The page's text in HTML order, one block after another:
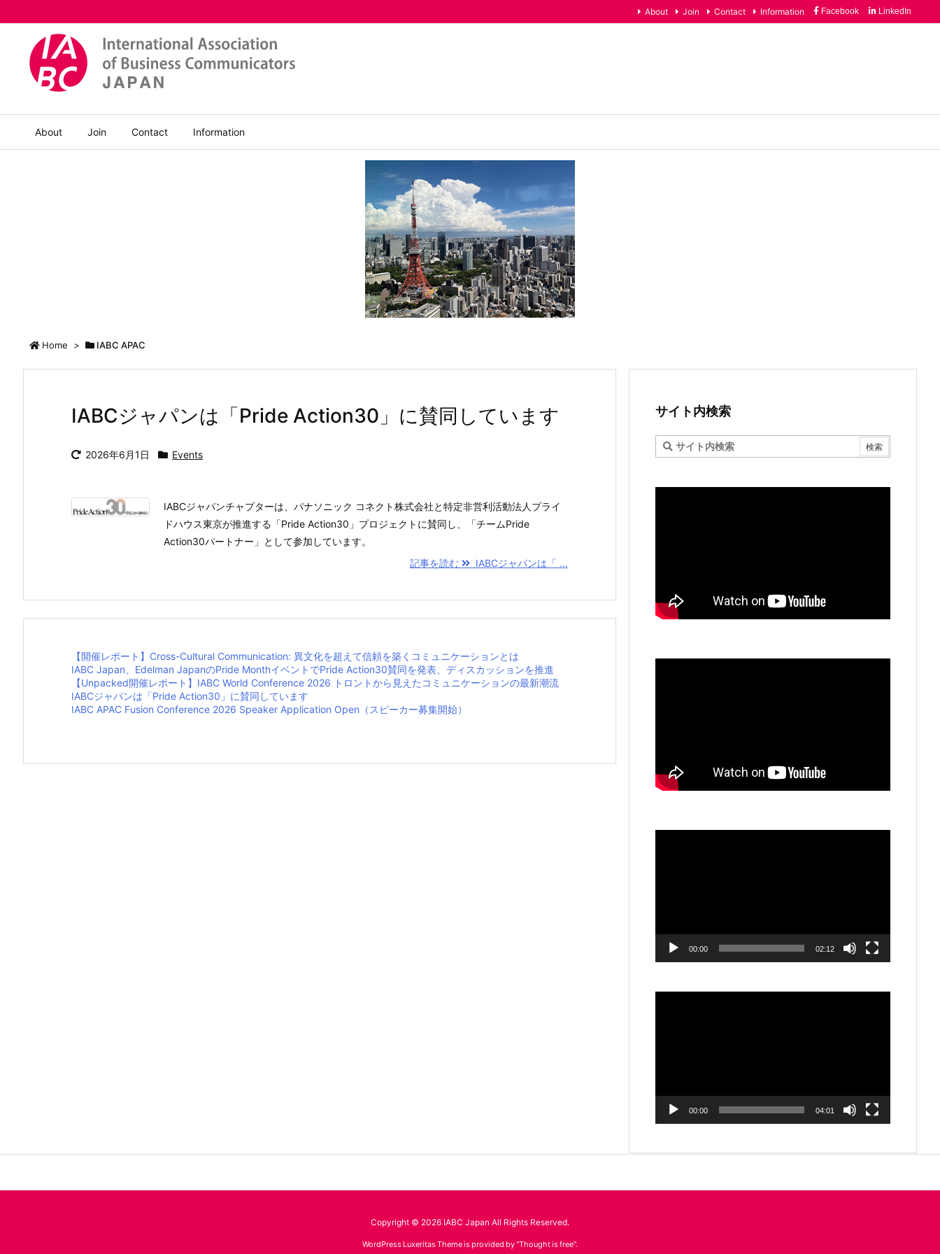
About Join Contact Information
About Join Contact Information Facebook LinkedIn
Home > IABC APAC
IABCジャパンは「Pride Action30」に賛同しています
2026年6月1日 Events
IABCジャパンチャプターは、パナソニック コネクト株式会社と特定非営利活動法人プライ
ドハウス東京が推進する「Pride Action30」プロジェクトに賛同し、「チームPride
Action30パートナー」として参加しています。
記事を読む
IABCジャパンは「 ...
【開催レポート】Cross-Cultural Communication: 異文化を超えて信頼を築くコミュニケーションとは
IABC Japan、Edelman JapanのPride MonthイベントでPride Action30賛同を発表、ディスカッションを推進
【Unpacked開催レポート】IABC World Conference 2026 トロントから見えたコミュニケーションの最新潮流
IABCジャパンは「Pride Action30」に賛同しています
IABC APAC Fusion Conference 2026 Speaker Application Open（スピーカー募集開始）
サイト内検索
00:00 02:12
00:00 04:01
Copyright © 2026 IABC Japan All Rights Reserved.
WordPress Luxeritas Theme is provided by "Thought is free".